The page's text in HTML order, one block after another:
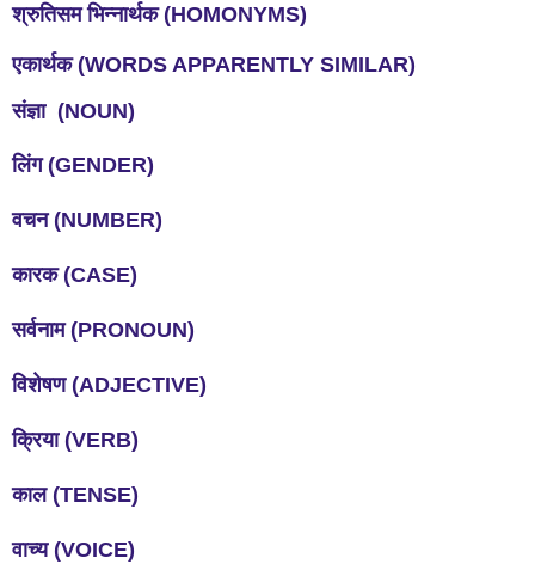
श्रुतिसम भिन्नार्थक(HOMONYMS)
एकार्थक(WORDS APPARENTLY SIMILAR)
संज्ञा (NOUN)
लिंग(GENDER)
वचन (NUMBER)
कारक(CASE)
सर्वनाम (PRONOUN)
विशेषण(ADJECTIVE)
क्रिया (VERB)
काल(TENSE)
वाच्य(VOICE)